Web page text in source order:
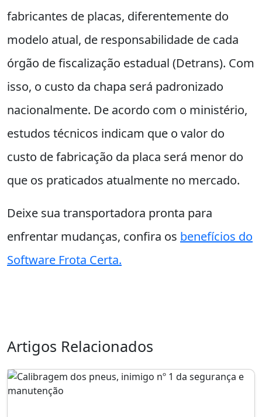
fabricantes de placas, diferentemente do
modelo atual, de responsabilidade de cada
órgão de fiscalização estadual (Detrans). Com
isso, o custo da chapa será padronizado
nacionalmente. De acordo com o ministério,
estudos técnicos indicam que o valor do
custo de fabricação da placa será menor do
que os praticados atualmente no mercado.
Deixe sua transportadora pronta para
enfrentar mudanças, confira os benefícios do
Software Frota Certa.
Artigos Relacionados